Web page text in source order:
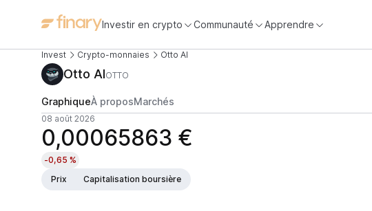
Investir en crypto Communauté Apprendre
Invest Crypto-monnaies Otto AI
Otto AIOTTO
GraphiqueÀ proposMarchés
08 août 2026
0,00065863 €
-0,65 %
Prix
Capitalisation boursière